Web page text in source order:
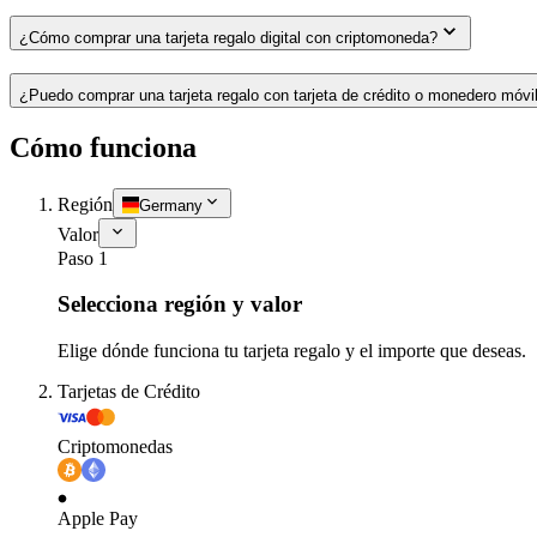
¿Cómo comprar una tarjeta regalo digital con criptomoneda?
¿Puedo comprar una tarjeta regalo con tarjeta de crédito o monedero
Cómo funciona
Región Germany
Valor
Paso 1
Selecciona región y valor
Elige dónde funciona tu tarjeta regalo y el importe que deseas.
Tarjetas de Crédito
Criptomonedas
Apple Pay